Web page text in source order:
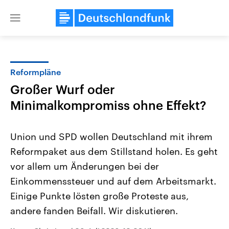
Close
Landtagswahl Sachsen-Anhalt
2026
Alle Informationen
Sachsen-Anhalt wählt am 6.
September 2026 einen neuen
Bundesland von einer Koalition aus
USA
Aktuelle Beiträge,
Hintergründe
Wirtschaftlich und
gehören die Vereinigten
mit großem Einfluss auf
Reformpläne
Großer Wurf oder
Minimalkompromiss ohne Effekt?
Union und SPD wollen Deutschland mit ihrem
Reformpaket aus dem Stillstand holen. Es geht
vor allem um Änderungen bei der
Einkommenssteuer und auf dem Arbeitsmarkt.
Einige Punkte lösten große Proteste aus,
andere fanden Beifall. Wir diskutieren.